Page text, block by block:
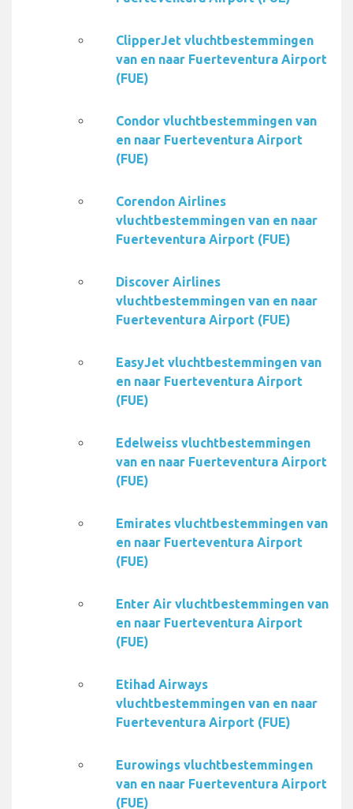
ClipperJet vluchtbestemmingen
van en naar Fuerteventura Airport
(FUE)
Condor vluchtbestemmingen van
en naar Fuerteventura Airport
(FUE)
Corendon Airlines
vluchtbestemmingen van en naar
Fuerteventura Airport (FUE)
Discover Airlines
vluchtbestemmingen van en naar
Fuerteventura Airport (FUE)
EasyJet vluchtbestemmingen van
en naar Fuerteventura Airport
(FUE)
Edelweiss vluchtbestemmingen
van en naar Fuerteventura Airport
(FUE)
Emirates vluchtbestemmingen van
en naar Fuerteventura Airport
(FUE)
Enter Air vluchtbestemmingen van
en naar Fuerteventura Airport
(FUE)
Etihad Airways
vluchtbestemmingen van en naar
Fuerteventura Airport (FUE)
Eurowings vluchtbestemmingen
van en naar Fuerteventura Airport
(FUE)